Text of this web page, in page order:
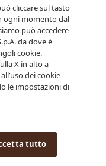
alcol e salute
cliccare sul tasto
ogni momento dal
può accedere
da dove è
cookie.
X in alto a
dei cookie
le impostazioni di
tutto